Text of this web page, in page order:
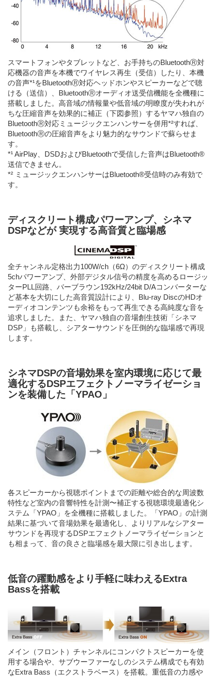
スマートフォンやタブレットなど、お手持ちのBluetoothⓇ対
応機器の音声を本機でワイヤレス再生（受信）したり、本機
の音声*¹をBluetoothⓇ対応ヘッドホンやスピーカーなどで聴
ける（送信）、BluetoothⓇオーディオ送受信機能を全機種に
搭載しました。高音域の情報量や低音域の明瞭度が失われが
ちな圧縮音声を効果的に補正（下図参照）するヤマハ独自の
BluetoothⓇ対応ミュージックエンハンサーを併用*²すれば、
BluetoothⓇの圧縮音声をより魅力的なサウンドで蘇らせま
す。
*¹ AirPlay、DSDおよびBluetoothで受信した音声はBluetooth®
送信できません。
*² ミュージックエンハンサーはBluetooth®受信時のみ有効で
す。
ディスクリート構成パワーアンプ、シネマ
DSPなどが 実現する高音質と臨場感
全チャンネル定格出力100W/ch（6Ω）のディスクリート構成
5chパワーアンプ、外部デジタル信号の精度を高めるロージッ
ターPLL回路、バーブラウン192kHz/24bit D/Aコンバーターな
ど基本を大切にした高音質設計により、Blu-ray DiscのHDオ
ーディオコンテンツも余裕をもって再生できる高純度な音を
追求しました。また、ヤマハ独自の音場創生技術「シネマ
DSP」も搭載し、シアターサウンドを圧倒的な臨場感で再現
します。
シネマDSPの音場効果を室内環境に応じて最
適化するDSPエフェクトノーマライゼーショ
ンを装備した「YPAO」
各スピーカーから視聴ポイントまでの距離や総合的な周波数
特性など室内の音響特性を計測〜補正する視聴環境最適化シ
ステム「YPAO」を全機種に搭載しました。「YPAO」の計測
結果に基づいて音場効果を最適化し、よりリアルなシアター
サウンドを再現するDSPエフェクトノーマライゼーションと
も相まって、音の良さと臨場感を最大限に引き出します。
低音の躍動感をより手軽に味わえるExtra
Bassを搭載
メイン（フロント）チャンネルにコンパクトスピーカーを使
用する場合や、サブウーファーなしのシステム構成でも有効
なExtra Bass（エクストラベース）を搭載。重低音の力感や